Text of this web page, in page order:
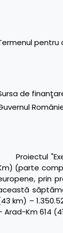
pentru
de
Proiectul
(parte
prin
km) –
Arad-Km 614